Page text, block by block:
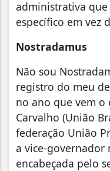
administrativa
específico em vez
Nostradamus
Não sou
registro do meu
no ano que vem
Carvalho (União
federação União
a vice-governador
encabeçada pelo